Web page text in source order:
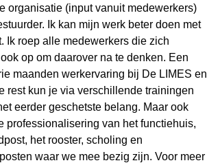
organisatie (input vanuit medewerkers)
Ik kan mijn werk beter doen met
Ik roep alle medewerkers die zich
op om daarover na te denken. Een
maanden werkervaring bij De LIMES en
rest kun je via verschillende trainingen
eerder geschetste belang. Maar ook
professionalisering van het functiehuis,
het rooster, scholing en
waar we mee bezig zijn. Voor meer